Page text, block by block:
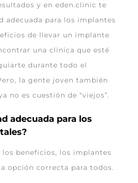
y en eden.clinic te
adecuada para los implantes
de llevar un implante
una clínica que esté
durante todo el
la gente joven también
no es cuestión de “viejos”.
adecuada para los
los beneficios, los implantes
opción correcta para todos.